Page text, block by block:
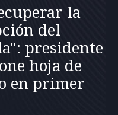
la
del
presidente
hoja de
en primer